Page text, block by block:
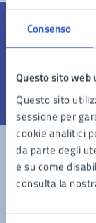
Consenso
Questo sito web
Questo sito
sessione per
cookie analitici
da parte degli
e su come
consulta la
Quanto
Valuta
Valuta 2
Valuta 1 stelle
Contatta il